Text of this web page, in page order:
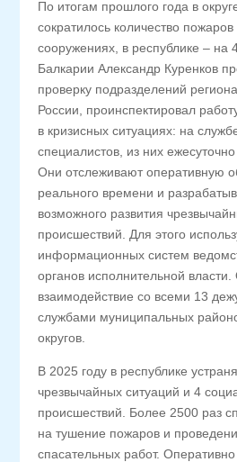
По итогам прошлого года в
сократилось количество
сооружениях, в республике – на
Балкарии Александр Куренков
проверку подразделений
России, проинспектировал
в кризисных ситуациях: на
специалистов, из них
Они отслеживают оперативную
реального времени и
возможного развития
происшествий. Для этого
информационных систем
органов исполнительной
взаимодействие со всеми 13
службами муниципальных
округов.
В 2025 году в республике
чрезвычайных ситуаций и 4
происшествий. Более 2500 раз
на тушение пожаров и
спасательных работ.